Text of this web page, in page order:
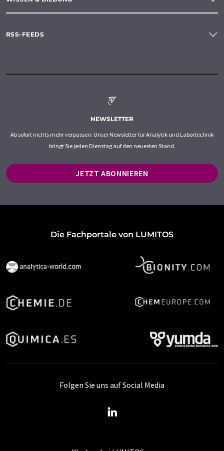
RSS-FEEDS
NEWSLETTER
Ab sofort nichts mehr verpassen: Unser Newsletter für Analytik und Labortechnik
bringt Sie jeden Dienstag auf den neuesten Stand.
JETZT ABONNIEREN
Die Fachportale von LUMITOS
Folgen Sie uns auf Social Media